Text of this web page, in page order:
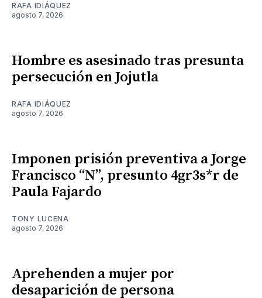
RAFA IDIÁQUEZ
agosto 7, 2026
Hombre es asesinado tras presunta
persecución en Jojutla
RAFA IDIÁQUEZ
agosto 7, 2026
Imponen prisión preventiva a Jorge
Francisco “N”, presunto 4gr3s*r de
Paula Fajardo
TONY LUCENA
agosto 7, 2026
Aprehenden a mujer por
desaparición de persona